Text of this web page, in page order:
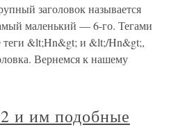
заголовок называется
маленький — 6-го. Тегами
теги &lt;Hn&gt; и &lt;/Hn&gt;,
Вернемся к нашему
и им подобные